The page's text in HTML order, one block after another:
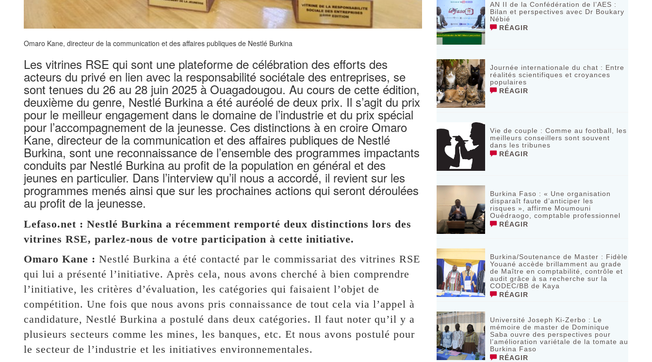
Omaro Kane, directeur de la communication et des affaires publiques de Nestlé Burkina
Les vitrines RSE qui sont une plateforme de célébration des efforts des
acteurs du privé en lien avec la responsabilité sociétale des entreprises, se
sont tenues du 26 au 28 juin 2025 à Ouagadougou. Au cours de cette édition,
deuxième du genre, Nestlé Burkina a été auréolé de deux prix. Il s’agit du prix
pour le meilleur engagement dans le domaine de l’industrie et du prix spécial
pour l’accompagnement de la jeunesse. Ces distinctions à en croire Omaro
Kane, directeur de la communication et des affaires publiques de Nestlé
Burkina, sont une reconnaissance de l’ensemble des programmes impactants
conduits par Nestlé Burkina au profit de la population en général et des
jeunes en particulier. Dans l’interview qu’il nous a accordé, il revient sur les
programmes menés ainsi que sur les prochaines actions qui seront déroulées
au profit de la jeunesse.
Lefaso.net : Nestlé Burkina a récemment remporté deux distinctions lors des
vitrines RSE, parlez-nous de votre participation à cette initiative.
Omaro Kane : Nestlé Burkina a été contacté par le commissariat des vitrines RSE
qui lui a présenté l’initiative. Après cela, nous avons cherché à bien comprendre
l’initiative, les critères d’évaluation, les catégories qui faisaient l’objet de
compétition. Une fois que nous avons pris connaissance de tout cela via l’appel à
candidature, Nestlé Burkina a postulé dans deux catégories. Il faut noter qu’il y a
plusieurs secteurs comme les mines, les banques, etc. Et nous avons postulé pour
le secteur de l’industrie et les initiatives environnementales.
AN II de la Confédération de l’AES :
Bilan et perspectives avec Dr Boukary
Nébié
RÉAGIR
Journée internationale du chat : Entre
réalités scientifiques et croyances
populaires
RÉAGIR
Vie de couple : Comme au football, les
meilleurs conseillers sont souvent
dans les tribunes
RÉAGIR
Burkina Faso : « Une organisation
disparaît faute d’anticiper les
risques », affirme Moumouni
Ouédraogo, comptable professionnel
RÉAGIR
Burkina/Soutenance de Master : Fidèle
Youané accède brillamment au grade
de Maître en comptabilité, contrôle et
audit grâce à sa recherche sur la
CODEC/BB de Kaya
RÉAGIR
Université Joseph Ki-Zerbo : Le
mémoire de master de Dominique
Saba ouvre des perspectives pour
l’amélioration variétale de la tomate au
Burkina Faso
RÉAGIR